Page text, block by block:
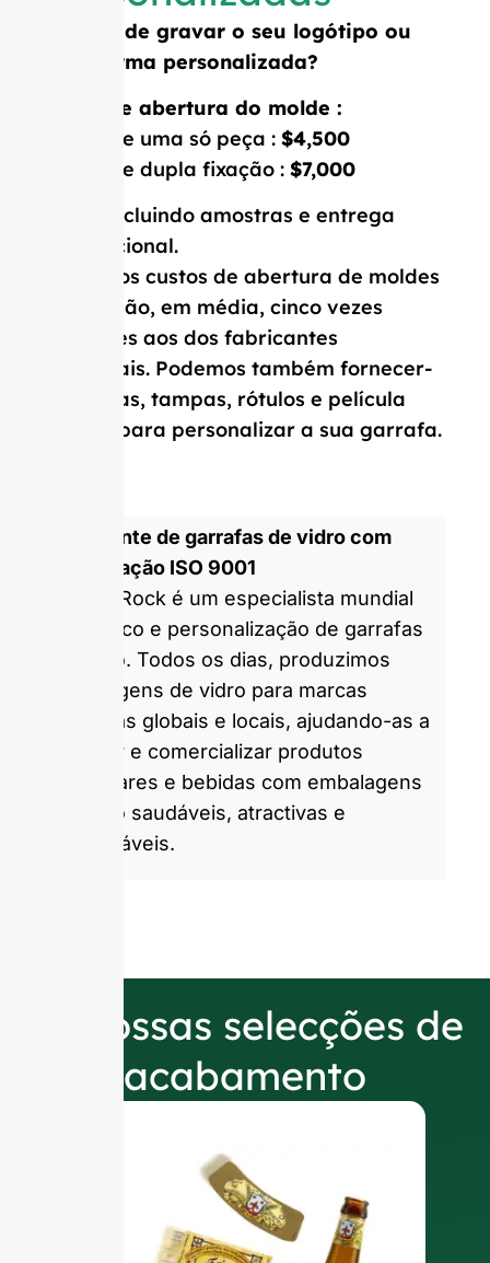
Precisa de gravar o seu logótipo ou
uma forma personalizada?
Custo de abertura do molde :
Molde de uma só peça : $4,500
Molde de dupla fixação : $7,000
Preço incluindo amostras e entrega
internacional.
Os nossos custos de abertura de moldes
e MOQ são, em média, cinco vezes
inferiores aos dos fabricantes
ocidentais. Podemos também fornecer-
lhe rolhas, tampas, rótulos e película
retrátil para personalizar a sua garrafa.
Fabricante de garrafas de vidro com
certificação ISO 9001
A GlassRock é um especialista mundial
no fabrico e personalização de garrafas
de vidro. Todos os dias, produzimos
embalagens de vidro para marcas
parceiras globais e locais, ajudando-as a
embalar e comercializar produtos
alimentares e bebidas com embalagens
de vidro saudáveis, atractivas e
sustentáveis.
As nossas selecções de
acabamento